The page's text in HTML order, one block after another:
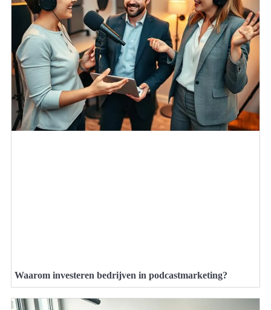
Waarom investeren bedrijven in podcastmarketing?